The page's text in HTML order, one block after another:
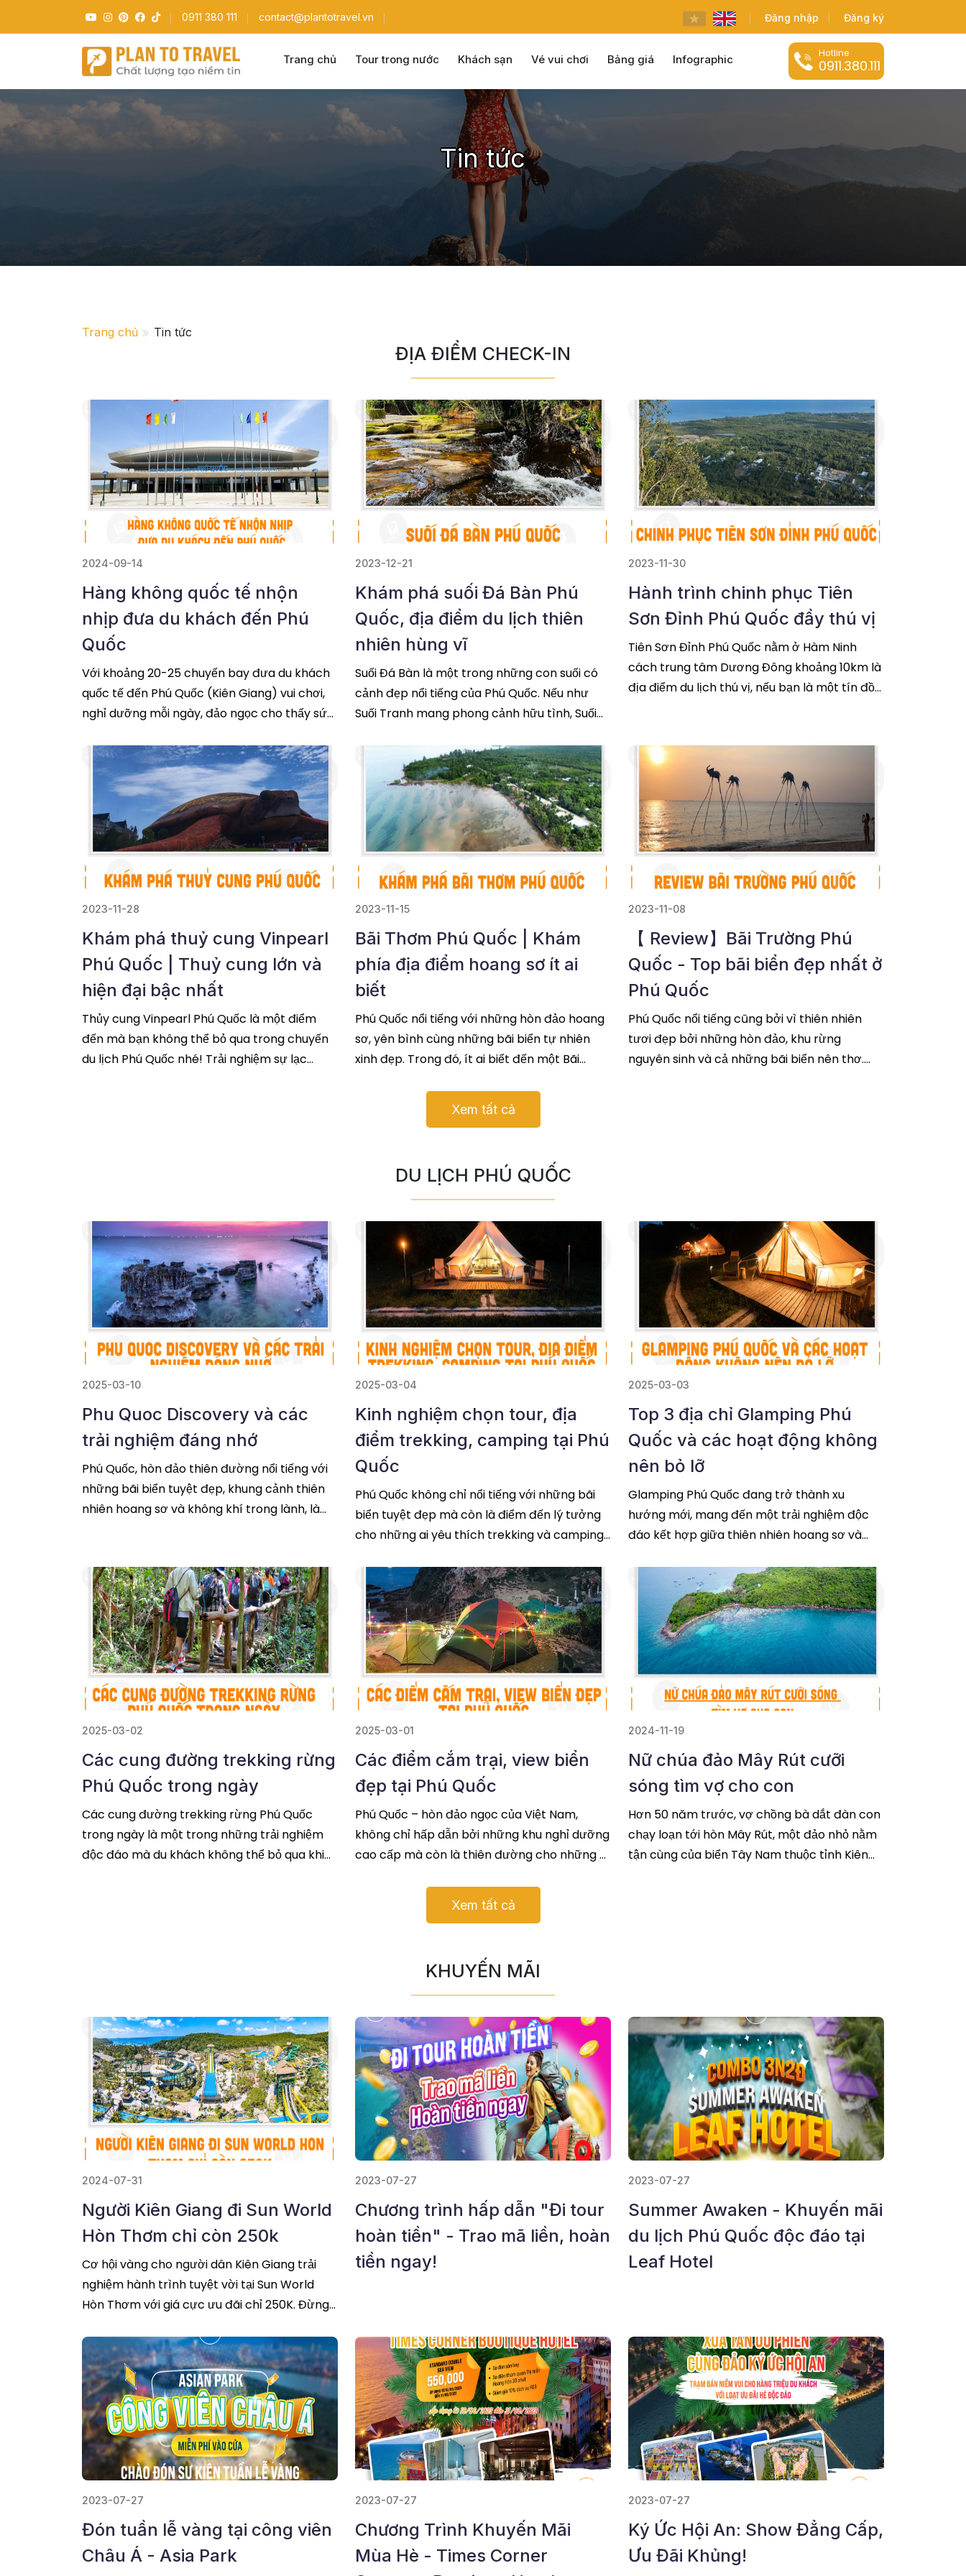
0911 380 111 contact@plantotravel.vn Đăng nhập Đăng ký
Trang chủ Tour trong nước Khách sạn Vé vui chơi Bảng giá Infographic Hotline
0911.380.111
Tin tức
Trang chủ Tin tức
ĐỊA ĐIỂM CHECK-IN
2024-09-14
Hàng không quốc tế nhộn
nhịp đưa du khách đến Phú
Quốc
Với khoảng 20-25 chuyến bay đưa du khách
quốc tế đến Phú Quốc (Kiên Giang) vui chơi,
nghỉ dưỡng mỗi ngày, đảo ngọc cho thấy sức
2023-12-21
Khám phá suối Đá Bàn Phú
Quốc, địa điểm du lịch thiên
nhiên hùng vĩ
Suối Đá Bàn là một trong những con suối có
cảnh đẹp nổi tiếng của Phú Quốc. Nếu như
Suối Tranh mang phong cảnh hữu tình, Suối
2023-11-30
Hành trình chinh phục Tiên
Sơn Đỉnh Phú Quốc đầy thú vị
Tiên Sơn Đỉnh Phú Quốc nằm ở Hàm Ninh
cách trung tâm Dương Đông khoảng 10km là
địa điểm du lịch thú vị, nếu bạn là một tín đồ
2023-11-28
Khám phá thuỷ cung Vinpearl
Phú Quốc | Thuỷ cung lớn và
hiện đại bậc nhất
Thủy cung Vinpearl Phú Quốc là một điểm
đến mà bạn không thể bỏ qua trong chuyến
du lịch Phú Quốc nhé! Trải nghiệm sự lạc
2023-11-15
Bãi Thơm Phú Quốc | Khám
phía địa điểm hoang sơ ít ai
biết
Phú Quốc nổi tiếng với những hòn đảo hoang
sơ, yên bình cùng những bãi biển tự nhiên
xinh đẹp. Trong đó, ít ai biết đến một Bãi
2023-11-08
【 Review】Bãi Trường Phú
Quốc - Top bãi biển đẹp nhất ở
Phú Quốc
Phú Quốc nổi tiếng cũng bởi vì thiên nhiên
tươi đẹp bởi những hòn đảo, khu rừng
nguyên sinh và cả những bãi biển nên thơ.
Xem tất cả
DU LỊCH PHÚ QUỐC
2025-03-10
Phu Quoc Discovery và các
trải nghiệm đáng nhớ
Phú Quốc, hòn đảo thiên đường nổi tiếng với
những bãi biển tuyệt đẹp, khung cảnh thiên
nhiên hoang sơ và không khí trong lành, là
2025-03-04
Kinh nghiệm chọn tour, địa
điểm trekking, camping tại Phú
Quốc
Phú Quốc không chỉ nổi tiếng với những bãi
biển tuyệt đẹp mà còn là điểm đến lý tưởng
cho những ai yêu thích trekking và camping.
2025-03-03
Top 3 địa chỉ Glamping Phú
Quốc và các hoạt động không
nên bỏ lỡ
Glamping Phú Quốc đang trở thành xu
hướng mới, mang đến một trải nghiệm độc
đáo kết hợp giữa thiên nhiên hoang sơ và
cuộc sống
đọc tiếp
2025-03-02
Các cung đường trekking rừng
Phú Quốc trong ngày
Các cung đường trekking rừng Phú Quốc
trong ngày là một trong những trải nghiệm
độc đáo mà du khách không thể bỏ qua khi
2025-03-01
Các điểm cắm trại, view biển
đẹp tại Phú Quốc
Phú Quốc – hòn đảo ngọc của Việt Nam,
không chỉ hấp dẫn bởi những khu nghỉ dưỡng
cao cấp mà còn là thiên đường cho những ai
2024-11-19
Nữ chúa đảo Mây Rút cưỡi
sóng tìm vợ cho con
Hơn 50 năm trước, vợ chồng bà dắt đàn con
chạy loạn tới hòn Mây Rút, một đảo nhỏ nằm
tận cùng của biển Tây Nam thuộc tỉnh Kiên
Xem tất cả
KHUYẾN MÃI
2024-07-31
Người Kiên Giang đi Sun World
Hòn Thơm chỉ còn 250k
Cơ hội vàng cho người dân Kiên Giang trải
nghiệm hành trình tuyệt vời tại Sun World
Hòn Thơm với giá cực ưu đãi chỉ 250K. Đừng
tiếp
2023-07-27
Chương trình hấp dẫn "Đi tour
hoàn tiền" - Trao mã liền, hoàn
tiền ngay!
2023-07-27
Summer Awaken - Khuyến mãi
du lịch Phú Quốc độc đáo tại
Leaf Hotel
2023-07-27
Đón tuần lễ vàng tại công viên
Châu Á - Asia Park
2023-07-27
Chương Trình Khuyến Mãi
Mùa Hè - Times Corner
2023-07-27
Ký Ức Hội An: Show Đẳng Cấp,
Ưu Đãi Khủng!